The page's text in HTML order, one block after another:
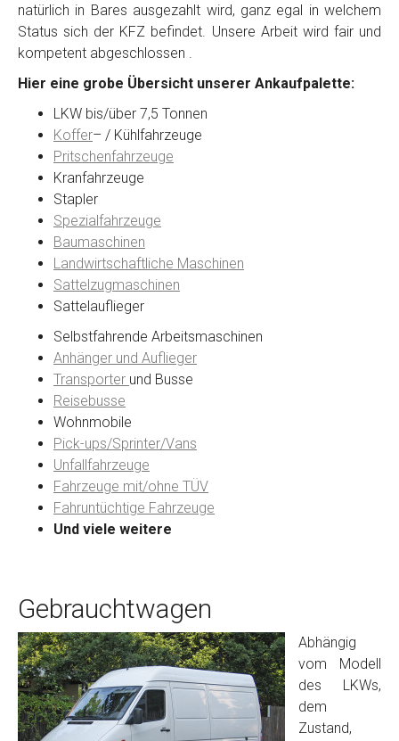
natürlich in Bares ausgezahlt wird, ganz egal in welchem
Status sich der KFZ befindet. Unsere Arbeit wird fair und
kompetent abgeschlossen .
Hier eine grobe Übersicht unserer Ankaufpalette:
LKW bis/über 7,5 Tonnen
Koffer– / Kühlfahrzeuge
Pritschenfahrzeuge
Kranfahrzeuge
Stapler
Spezialfahrzeuge
Baumaschinen
Landwirtschaftliche Maschinen
Sattelzugmaschinen
Sattelauflieger
Selbstfahrende Arbeitsmaschinen
Anhänger und Auflieger
Transporter und Busse
Reisebusse
Wohnmobile
Pick-ups/Sprinter/Vans
Unfallfahrzeuge
Fahrzeuge mit/ohne TÜV
Fahruntüchtige Fahrzeuge
Und viele weitere
Gebrauchtwagen
Abhängig
vom Modell
des LKWs,
dem
Zustand,